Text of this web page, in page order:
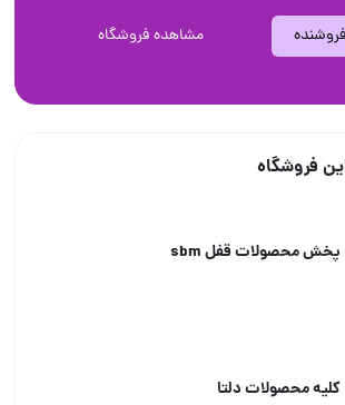
مشاهده فروشگاه
فروشگاه
پخش محصولات قفل sbm
کلیه محصولات دلتا